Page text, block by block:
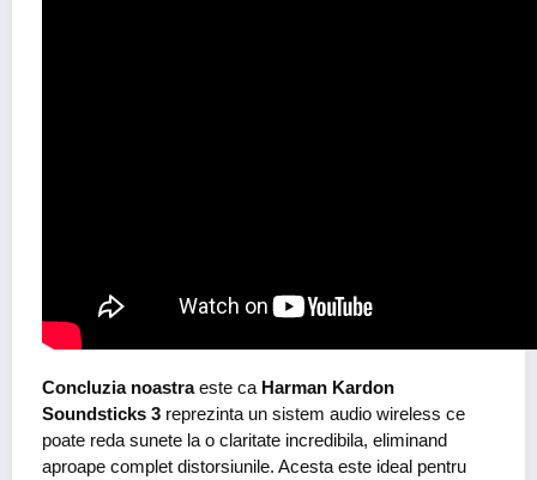
Concluzia noastraeste ca Harman Kardon
Soundsticks 3 reprezinta un sistem audio wireless ce
poate reda sunete la o claritate incredibila, eliminand
aproape complet distorsiunile. Acesta este ideal pentru